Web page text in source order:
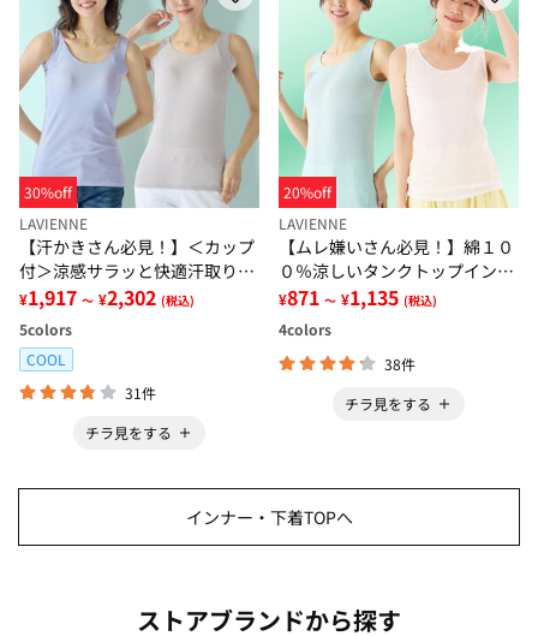
30%off
LAVIENNE
【汗かきさん必見！】＜カップ
付＞涼感サラッと快適汗取りタ
ンクトップインナー＜さらりラ
ボ＞
¥1,917 ～ ¥2,302 (税込)
5colors
COOL
31件
チラ見をする
20%off
LAVIENNE
【ムレ嫌いさん必見！】綿１０
０％涼しいタンクトップインナ
ー＜さらりラボ＞
¥871 ～ ¥1,135 (税込)
4colors
38件
チラ見をする
インナー・下着TOPへ
ストアブランドから探す